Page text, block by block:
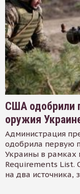
США одобрили
оружия
Администрация
одобрила первую
Украины в рамках
Requirements List.
на два источника,